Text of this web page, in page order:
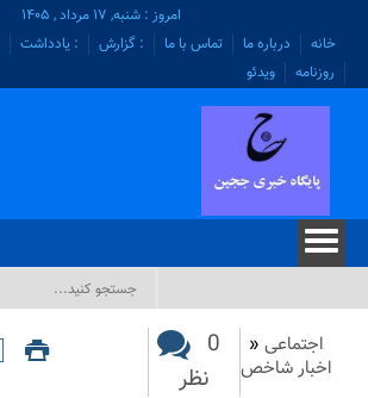
امروز : شنبه, ۱۷ مرداد , ۱۴۰۵
خانه
درباره ما تماس با ما : گزارش : یادداشت
روزنامه
ویدئو
اجتماعی «
اخبار شاخص
0
نظر